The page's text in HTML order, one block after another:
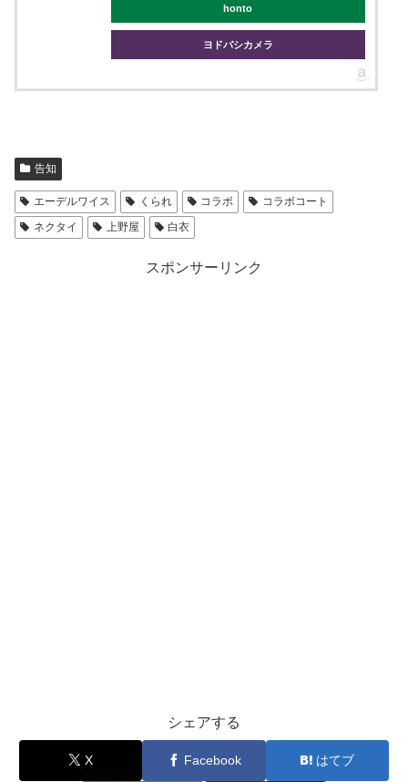
honto
ヨドバシカメラ
告知
エーデルワイス くられ コラボ
コラボコート
ネクタイ
上野屋 白衣
スポンサーリンク
シェアする
X Facebook はてブ